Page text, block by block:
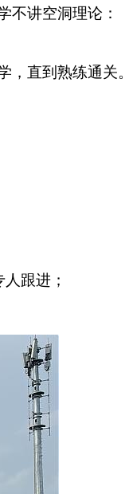
不讲空洞理论：
，直到熟练通关
跟进；